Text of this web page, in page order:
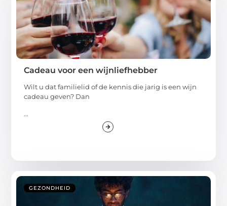
Cadeau voor een wijnliefhebber
Wilt u dat familielid of de kennis die jarig is een wijn
cadeau geven? Dan
...
GEZONDHEID